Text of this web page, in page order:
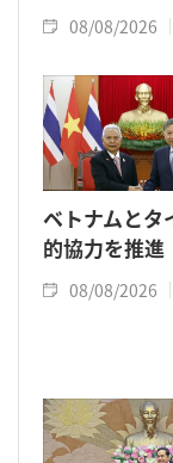
08/08/2026
ベトナムとタ
的協力を推進
08/08/2026